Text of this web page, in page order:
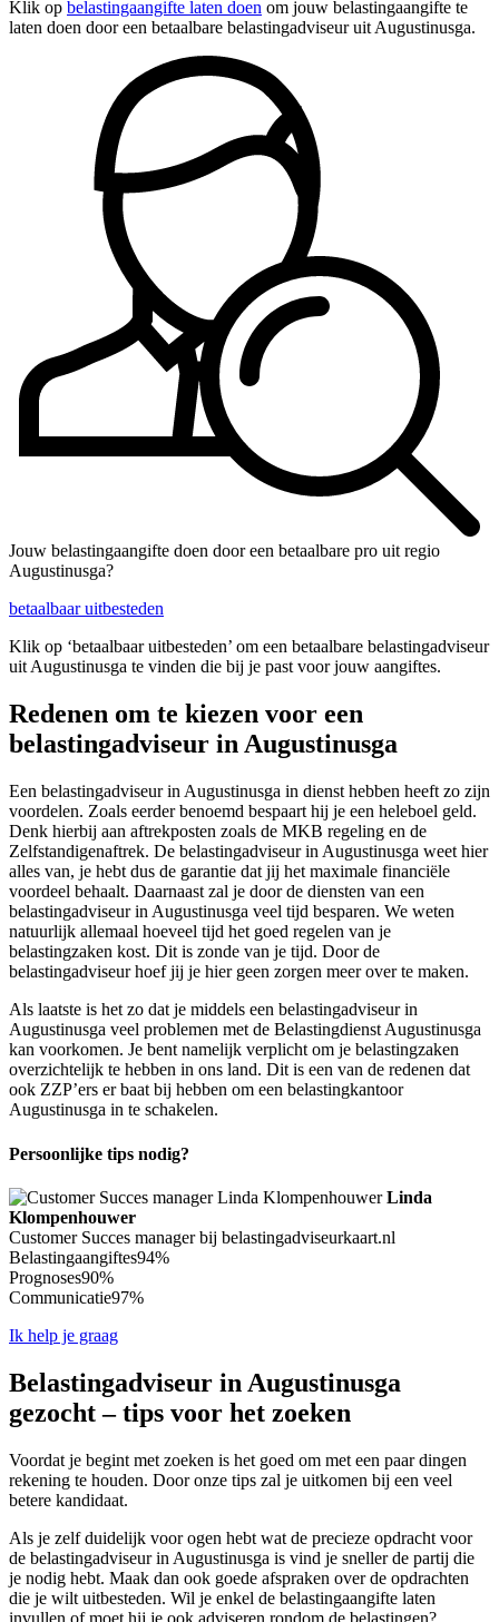
Klik op belastingaangifte laten doen om jouw belastingaangifte te
laten doen door een betaalbare belastingadviseur uit Augustinusga.
Jouw belastingaangifte doen door een betaalbare pro uit regio
Augustinusga?
betaalbaar uitbesteden
Klik op ‘betaalbaar uitbesteden’ om een betaalbare belastingadviseur
uit Augustinusga te vinden die bij je past voor jouw aangiftes.
Redenen om te kiezen voor een
belastingadviseur in Augustinusga
Een belastingadviseur in Augustinusga in dienst hebben heeft zo zijn
voordelen. Zoals eerder benoemd bespaart hij je een heleboel geld.
Denk hierbij aan aftrekposten zoals de MKB regeling en de
Zelfstandigenaftrek. De belastingadviseur in Augustinusga weet hier
alles van, je hebt dus de garantie dat jij het maximale financiële
voordeel behaalt. Daarnaast zal je door de diensten van een
belastingadviseur in Augustinusga veel tijd besparen. We weten
natuurlijk allemaal hoeveel tijd het goed regelen van je
belastingzaken kost. Dit is zonde van je tijd. Door de
belastingadviseur hoef jij je hier geen zorgen meer over te maken.
Als laatste is het zo dat je middels een belastingadviseur in
Augustinusga veel problemen met de Belastingdienst Augustinusga
kan voorkomen. Je bent namelijk verplicht om je belastingzaken
overzichtelijk te hebben in ons land. Dit is een van de redenen dat
ook ZZP’ers er baat bij hebben om een belastingkantoor
Augustinusga in te schakelen.
Persoonlijke tips nodig?
Linda
Klompenhouwer
Customer Succes manager bij belastingadviseurkaart.nl
Belastingaangiftes94%
Prognoses90%
Communicatie97%
Ik help je graag
Belastingadviseur in Augustinusga
gezocht – tips voor het zoeken
Voordat je begint met zoeken is het goed om met een paar dingen
rekening te houden. Door onze tips zal je uitkomen bij een veel
betere kandidaat.
Als je zelf duidelijk voor ogen hebt wat de precieze opdracht voor
de belastingadviseur in Augustinusga is vind je sneller de partij die
je nodig hebt. Maak dan ook goede afspraken over de opdrachten
die je wilt uitbesteden. Wil je enkel de belastingaangifte laten
invullen of moet hij je ook adviseren rondom de belastingen?